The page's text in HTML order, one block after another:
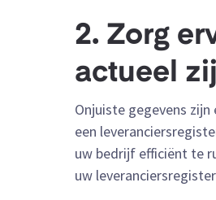
2. Zorg
actueel
Onjuiste gegevens
een
uw bedrijf efficiënt te
uw